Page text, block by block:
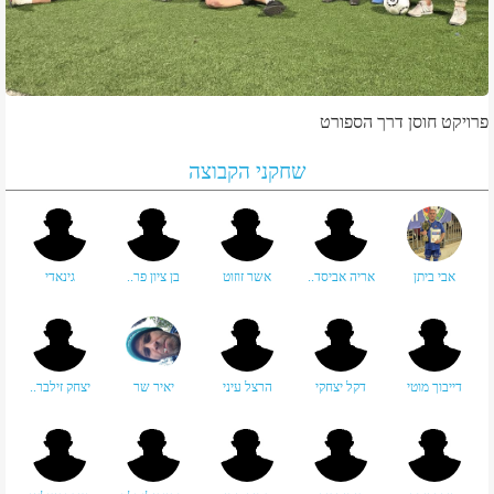
פרויקט חוסן דרך הספורט
שחקני הקבוצה
אבי ביתן אריה אביסד.. אשר זוזוט בן ציון פר.. גינאדי
דייבוך מוטי דקל יצחקי הרצל עיני יאיר שר יצחק זילבר..